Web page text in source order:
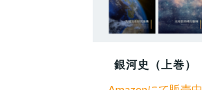
銀河史（上巻）